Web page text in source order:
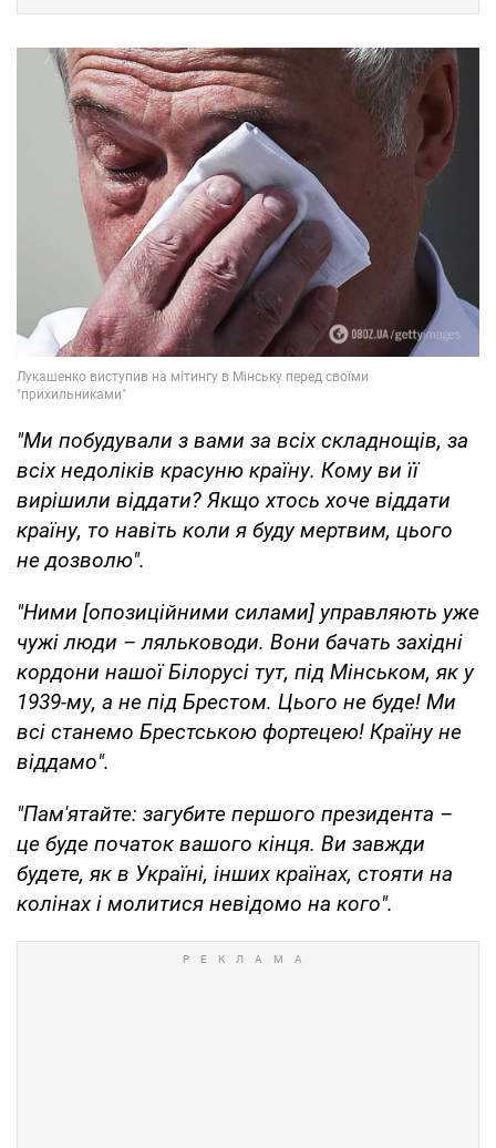
"Ми побудували з вами за всіх складнощів, за
всіх недоліків красуню країну. Кому ви її
вирішили віддати? Якщо хтось хоче віддати
країну, то навіть коли я буду мертвим, цього
не дозволю".
"Ними [опозиційними силами] управляють уже
чужі люди – ляльководи. Вони бачать західні
кордони нашої Білорусі тут, під Мінськом, як у
1939-му, а не під Брестом. Цього не буде! Ми
всі станемо Брестською фортецею! Країну не
віддамо".
"Пам'ятайте: загубите першого президента –
це буде початок вашого кінця. Ви завжди
будете, як в Україні, інших країнах, стояти на
колінах і молитися невідомо на кого".